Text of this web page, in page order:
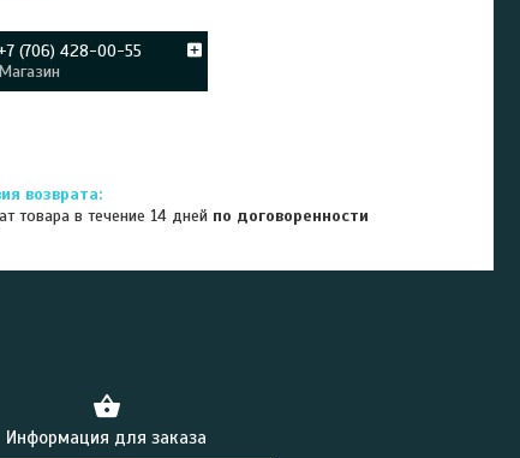
+7 (706) 428-00-55
Магазин
товара в течение 14 дней по договоренности
Информация для заказа